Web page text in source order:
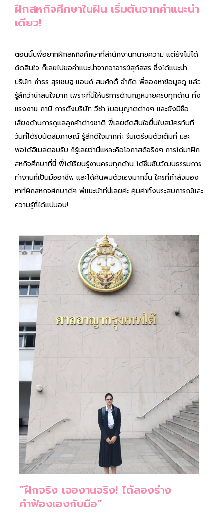
ฝึกสหกิจศึกษาในฝัน เริ่มต้นจากคำแนะนำ
เดียว!
ตอนนั้นพี่อยากฝึกสหกิจศึกษาที่สำนักงานทนายความ แต่ยังไม่ได้
ตัดสินใจ ก็เลยไปขอคำแนะนำจากอาจารย์สุภัสสร ซึ่งได้แนะนำ
บริษัท กำธร สุรเชษฐ แอนด์ สมศักดิ์ จำกัด พี่ลองหาข้อมูลดู แล้ว
รู้สึกว่าน่าสนใจมาก เพราะที่นี่ให้บริการด้านกฎหมายครบทุกด้าน ทั้ง
แรงงาน ภาษี การตั้งบริษัท วีซ่า ใบอนุญาตต่างๆ และยังมีชื่อ
เสียงด้านการดูแลลูกค้าต่างชาติ พี่เลยตัดสินใจยื่นใบสมัครทันที
วันที่ได้รับนัดสัมภาษณ์ รู้สึกดีใจมากค่ะ รีบเตรียมตัวเต็มที่ และ
พอได้อีเมลตอบรับ ก็รู้เลยว่านี่แหละคือโอกาสดีจริงๆ การได้มาฝึก
สหกิจศึกษาที่นี่ พี่ได้เรียนรู้งานครบทุกด้าน ได้ซึมซับวัฒนธรรมการ
ทำงานที่เป็นมืออาชีพ และได้ค้นพบตัวเองมากขึ้น ใครที่กำลังมอง
หาที่ฝึกสหกิจศึกษาดีๆ พี่แนะนำที่นี่เลยค่ะ คุ้มค่าทั้งประสบการณ์และ
ความรู้ที่ได้แน่นอน!
“ฝึกจริง เจองานจริง! ได้ลองร่าง
คำฟ้องเองกับมือ”